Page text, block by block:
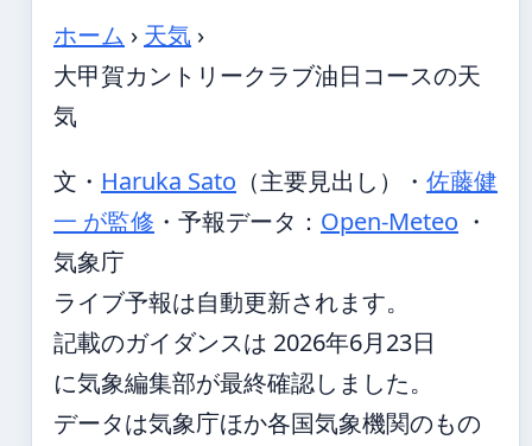
ホーム › 天気 ›
大甲賀カントリークラブ油日コースの天
気
文・ Haruka Sato （主要見出し） ・ 佐藤健
一 が監修 ・ 予報データ： Open-Meteo ・
気象庁
ライブ予報は自動更新されます。
記載のガイダンスは 2026年6月23日
に気象編集部が最終確認しました。
データは気象庁ほか各国気象機関のもの